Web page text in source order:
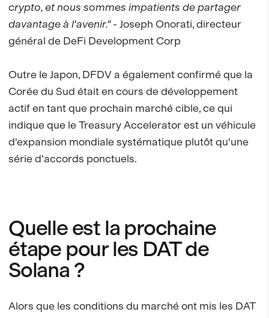
crypto, et nous sommes impatients de partager
davantage à l'avenir."- Joseph Onorati, directeur
général de DeFi Development Corp
Outre le Japon, DFDV a également confirmé que la
Corée du Sud était en cours de développement
actif en tant que prochain marché cible, ce qui
indique que le Treasury Accelerator est un véhicule
d'expansion mondiale systématique plutôt qu'une
série d'accords ponctuels.
Quelle est la prochaine
étape pour les DAT de
Solana ?
Alors que les conditions du marché ont mis les DAT